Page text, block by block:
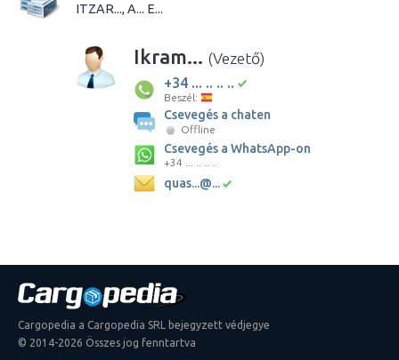
ITZAR..., A... E...
Ikram... (Vezető)
+34 ... .. .. ..
Beszél:
Csevegés a chaten
Offline
Csevegés a WhatsApp-on
+34 ... .. .. ..
quas...@...
Cargopedia a Cargopedia SRL bejegyzett védjegye
© 2014-2026 Összes jog fenntartva